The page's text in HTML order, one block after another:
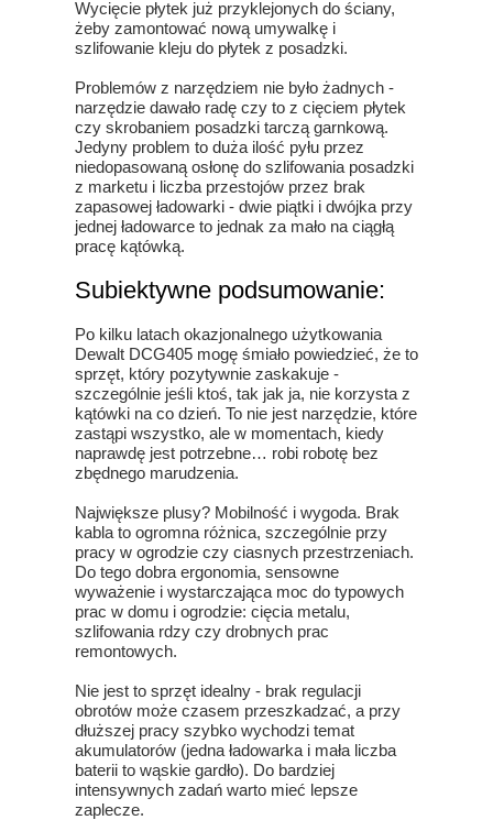
Wycięcie płytek już przyklejonych do ściany,
żeby zamontować nową umywalkę i
szlifowanie kleju do płytek z posadzki.
Problemów z narzędziem nie było żadnych -
narzędzie dawało radę czy to z cięciem płytek
czy skrobaniem posadzki tarczą garnkową.
Jedyny problem to duża ilość pyłu przez
niedopasowaną osłonę do szlifowania posadzki
z marketu i liczba przestojów przez brak
zapasowej ładowarki - dwie piątki i dwójka przy
jednej ładowarce to jednak za mało na ciągłą
pracę kątówką.
Subiektywne podsumowanie:
Po kilku latach okazjonalnego użytkowania
Dewalt DCG405 mogę śmiało powiedzieć, że to
sprzęt, który pozytywnie zaskakuje -
szczególnie jeśli ktoś, tak jak ja, nie korzysta z
kątówki na co dzień. To nie jest narzędzie, które
zastąpi wszystko, ale w momentach, kiedy
naprawdę jest potrzebne… robi robotę bez
zbędnego marudzenia.
Największe plusy? Mobilność i wygoda. Brak
kabla to ogromna różnica, szczególnie przy
pracy w ogrodzie czy ciasnych przestrzeniach.
Do tego dobra ergonomia, sensowne
wyważenie i wystarczająca moc do typowych
prac w domu i ogrodzie: cięcia metalu,
szlifowania rdzy czy drobnych prac
remontowych.
Nie jest to sprzęt idealny - brak regulacji
obrotów może czasem przeszkadzać, a przy
dłuższej pracy szybko wychodzi temat
akumulatorów (jedna ładowarka i mała liczba
baterii to wąskie gardło). Do bardziej
intensywnych zadań warto mieć lepsze
zaplecze.